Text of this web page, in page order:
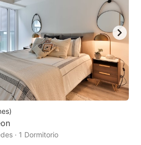
)
· 1 Dormitorio